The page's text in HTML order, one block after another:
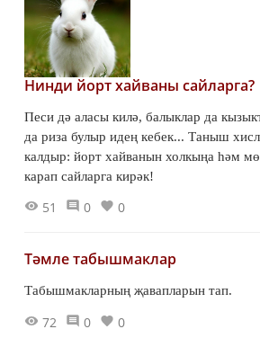
Нинди йорт хайваны сайларга?
Песи дә аласы килә, балыклар да
да риза булыр идең кебек... Таныш
калдыр: йорт хайванын холкыңа һәм
карап сайларга кирәк!
51 0 0
Тәмле табышмаклар
Табышмакларның җавапларын тап.
72 0 0